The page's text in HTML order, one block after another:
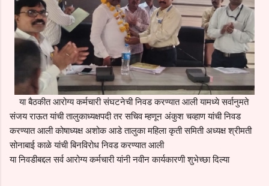
या बैठकीत आरोग्य कर्मचारी संघटनेची निवड करण्यात आली यामध्ये सर्वानुमते
संजय राऊत यांची तालुकाध्यक्षपदी तर सचिव म्हणून अंकुश चव्हाण यांची निवड
करण्यात आली कोषाध्यक्ष अशोक आडे तालुका महिला कृती समिती अध्यक्ष श्रीमती
सोनाबाई काळे यांची बिनविरोध निवड करण्यात आली
या निवडीबद्दल सर्व आरोग्य कर्मचारी यांनी नवीन कार्यकारणी शुभेच्छा दिल्या